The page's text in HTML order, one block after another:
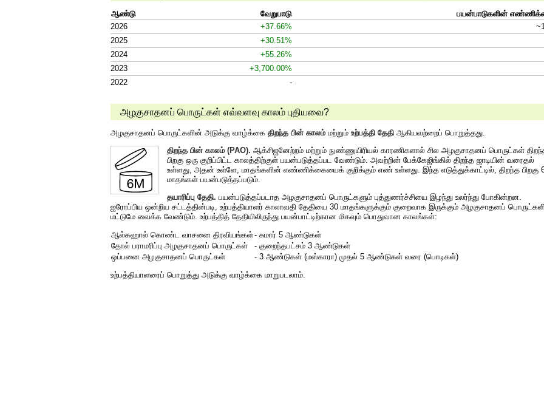
ஆண்டு வேறுபாடு
பயன்பாடுகளின்
2026
+37.66%
2025
+30.51%
2024
+55.26%
2023
+3,700.00%
2022
-
அழகுசாதனப் பொருட்கள் எவ்வளவு காலம் புதியவை?
அழகுசாதனப் பொருட்களின் அடுக்கு வாழ்க்கை திறந்த பின் காலம்மற்றும் உற்பத்தி தேதி ஆகியவற்றைப் பொறுத்தது.
திறந்த பின் காலம் (PAO). ஆக்சிஜனேற்றம் மற்றும் நுண்ணுயிரியல் காரணிகளால் சில அழகுசாதனப் பொருட்கள்
பிறகு ஒரு குறிப்பிட்ட காலத்திற்குள் பயன்படுத்தப்பட வேண்டும். அவற்றின் பேக்கேஜிங்கில் திறந்த ஜாடியின் வரைதல்
உள்ளது, அதன் உள்ளே, மாதங்களின் எண்ணிக்கையைக் குறிக்கும் எண் உள்ளது. இந்த எடுத்துக்காட்டில், திறந்த பிறகு
மாதங்கள் பயன்படுத்தப்படும்.
தயாரிப்பு தேதி. பயன்படுத்தப்படாத அழகுசாதனப் பொருட்களும் புத்துணர்ச்சியை இழந்து உலர்ந்து போகின்றன.
ஐரோப்பிய ஒன்றிய சட்டத்தின்படி, உற்பத்தியாளர் காலாவதி தேதியை 30 மாதங்களுக்கும் குறைவாக இருக்கும் அழகுசாதனப்
மட்டுமே வைக்க வேண்டும். உற்பத்தித் தேதியிலிருந்து பயன்பாட்டிற்கான மிகவும் பொதுவான காலங்கள்:
ஆல்கஹால் கொண்ட வாசனை திரவியங்கள்- சுமார் 5 ஆண்டுகள்
தோல் பராமரிப்பு அழகுசாதனப் பொருட்கள்
- குறைந்தபட்சம் 3 ஆண்டுகள்
ஒப்பனை அழகுசாதனப் பொருட்கள்
- 3 ஆண்டுகள் (மஸ்காரா) முதல் 5 ஆண்டுகள் வரை (பொடிகள்)
உற்பத்தியாளரைப் பொறுத்து அடுக்கு வாழ்க்கை மாறுபடலாம்.